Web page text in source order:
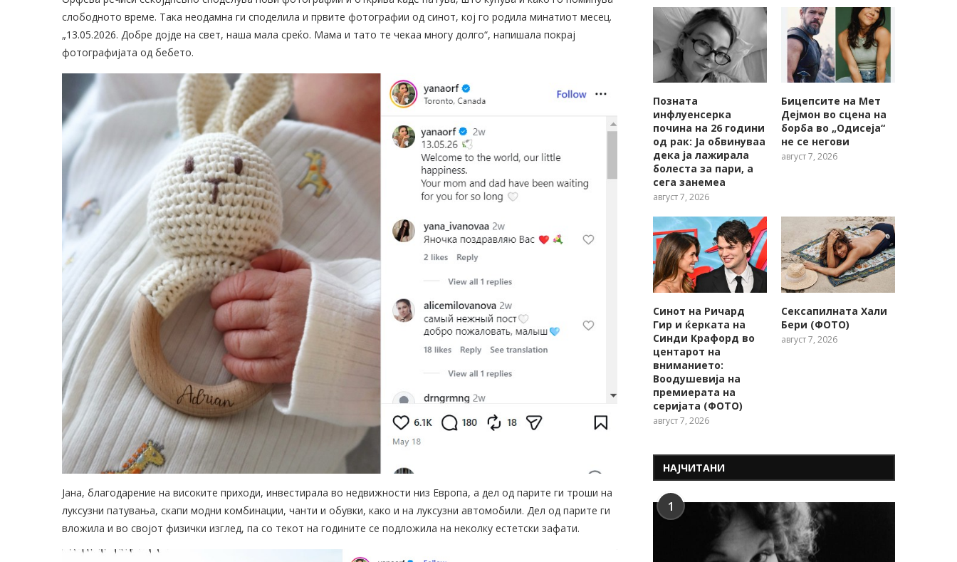
слободното време. Така неодамна ги споделила и првите фотографии од синот, кој го родила минатиот месец.
„13.05.2026. Добре дојде на свет, наша мала среќо. Мама и тато те чекаа многу долго“, напишала покрај
фотографијата од бебето.
Јана, благодарение на високите приходи, инвестирала во недвижности низ Европа, а дел од парите ги троши на
луксузни патувања, скапи модни комбинации, чанти и обувки, како и на луксузни автомобили. Дел од парите ги
вложила и во својот физички изглед, па со текот на годините се подложила на неколку естетски зафати.
Позната
инфлуенсерка
почина на 26 години
од рак: Ја обвинуваа
дека ја лажирала
болеста за пари, а
сега занемеа
август 7, 2026
Бицепсите на Мет
Дејмон во сцена на
борба во „Одисеја“
не се негови
август 7, 2026
Синот на Ричард
Гир и ќерката на
Синди Крафорд во
центарот на
вниманието:
Воодушевија на
премиерата на
серијата (ФОТО)
август 7, 2026
Сексапилната Хали
Бери (ФОТО)
август 7, 2026
НАЈЧИТАНИ
1